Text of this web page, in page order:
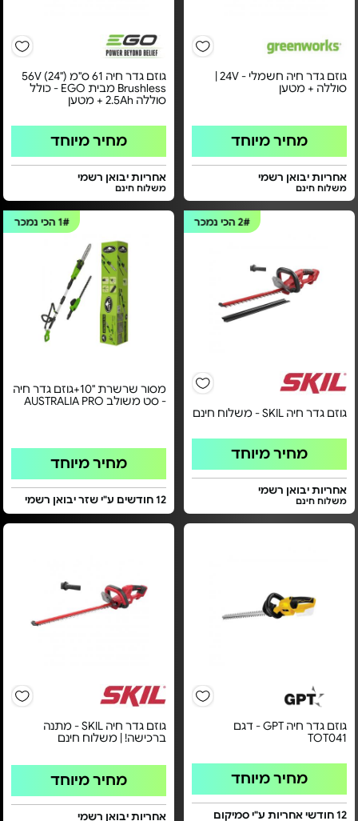
גוזם גדר חיה חשמלי - 24V |
סוללה + מטען
מחיר מיוחד
אחריות יבואן רשמי
משלוח חינם
גוזם גדר חיה 61 ס"מ ("24) 56V
Brushless מבית EGO - כולל
סוללה 2.5Ah + מטען
מחיר מיוחד
אחריות יבואן רשמי
משלוח חינם
2#הכי נמכר
גוזם גדר חיה SKIL - משלוח חינם
מחיר מיוחד
אחריות יבואן רשמי
משלוח חינם
1# הכי נמכר
מסור שרשרת "10+גוזם גדר חיה
- סט משולב AUSTRALIA PRO
מחיר מיוחד
12 חודשים ע"י שזר יבואן רשמי
גוזם גדר חיה GPT - דגם
TOT041
מחיר מיוחד
12 חודשי אחריות ע"י סמיקום
גוזם גדר חיה SKIL - מתנה
ברכישה! | משלוח חינם
מחיר מיוחד
אחריות יבואן רשמי